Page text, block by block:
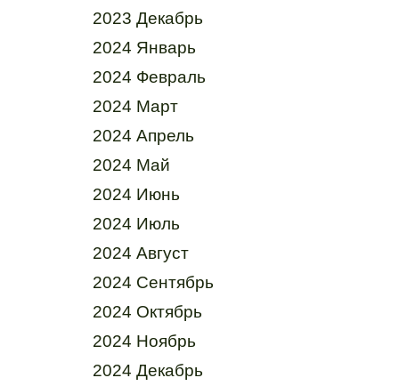
2023 Декабрь
2024 Январь
2024 Февраль
2024 Март
2024 Апрель
2024 Май
2024 Июнь
2024 Июль
2024 Август
2024 Сентябрь
2024 Октябрь
2024 Ноябрь
2024 Декабрь